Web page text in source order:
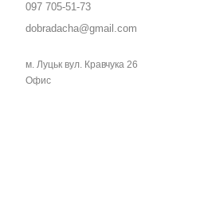
097 705-51-73
dobradacha@gmail.com
м. Луцьк вул. Кравчука 26
Офис